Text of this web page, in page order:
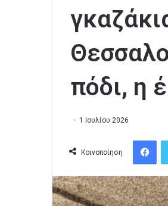
πόδι, η
1 Ιουλίου 2026
Κοινοποίηση